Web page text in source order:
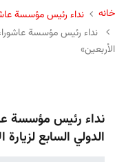
خانه
نداء رئيس مؤسسة
نداء رئيس مؤسسة عاشوراء
الأربعين»
نداء رئيس مؤسسة
الدولي السابع لزيارة